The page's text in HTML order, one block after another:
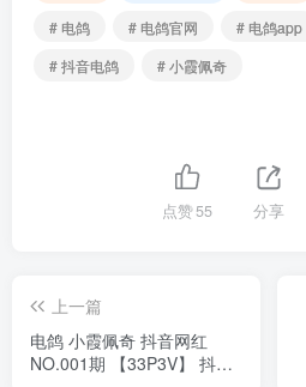
# 电鸽
# 电鸽官网 # 电鸽app
# 抖音电鸽
# 小霞佩奇
点赞55 分享
上一篇
电鸽 小霞佩奇 抖音网红
NO.001期 【33P3V】 抖音